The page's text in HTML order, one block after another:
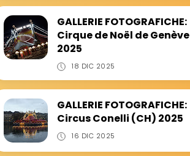
GALLERIE FOTOGRAFICHE:
Cirque de Noël de Genève
2025
18 DIC 2025
GALLERIE FOTOGRAFICHE:
Circus Conelli (CH) 2025
16 DIC 2025